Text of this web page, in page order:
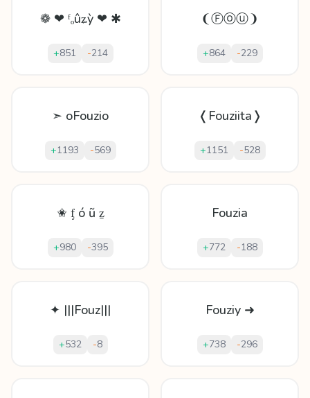
❁ ❤ ᶠₒûʑỳ ❤ ✱
+851 -214
❨Ⓕⓞⓤ❩
+864 -229
➣ oFouzio
+1193 -569
❬Fouziita❭
+1151 -528
✬ ᶂ ó ũ ẕ
+980 -395
Fouzia
+772 -188
✦ |||Fouz|||
+532 -8
Fouziy ➜
+738 -296